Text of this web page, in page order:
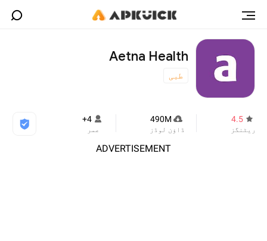
Aetna Health
طبی
4.5
ریٹنگز
490M
ڈاؤن لوڈز
4+
عمر
ADVERTISEMENT